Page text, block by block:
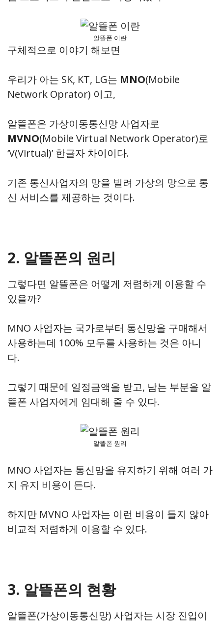
알뜰폰 이란
구체적으로 이야기 해보면
우리가 아는 SK, KT, LG는 MNO(Mobile
Network Oprator) 이고,
알뜰폰은 가상이동통신망 사업자로
MVNO(Mobile Virtual Network Operator)로
‘V(Virtual)’ 한글자 차이이다.
기존 통신사업자의 망을 빌려 가상의 망으로 통
신 서비스를 제공하는 것이다.
2. 알뜰폰의 원리
그렇다면 알뜰폰은 어떻게 저렴하게 이용할 수
있을까?
MNO 사업자는 국가로부터 통신망을 구매해서
사용하는데 100% 모두를 사용하는 것은 아니
다.
그렇기 때문에 일정금액을 받고, 남는 부분을 알
뜰폰 사업자에게 임대해 줄 수 있다.
알뜰폰 원리
MNO 사업자는 통신망을 유지하기 위해 여러 가
지 유지 비용이 든다.
하지만 MVNO 사업자는 이런 비용이 들지 않아
비교적 저렴하게 이용할 수 있다.
3. 알뜰폰의 현황
알뜰폰(가상이동통신망) 사업자는 시장 진입이